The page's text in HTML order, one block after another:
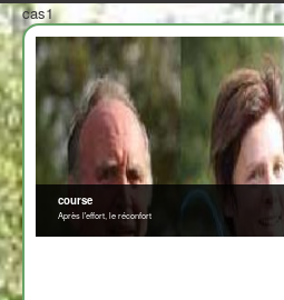
cas1
course
Après l'effort, le réconfort